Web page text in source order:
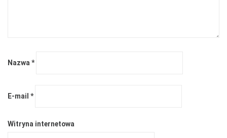
Nazwa*
E-mail *
Witryna internetowa